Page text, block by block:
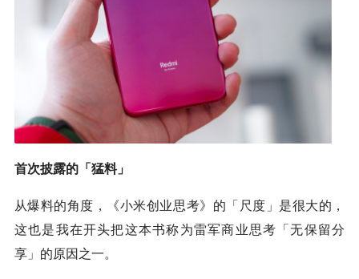
首次披露的「猛料」
从爆料的角度，《小米创业思考》的「尺度」是很大的，
这也是我在开头把这本书称为雷军商业思考「无保留分
享」的原因之一。